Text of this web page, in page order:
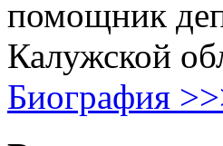
помощник
Калужской
Биография